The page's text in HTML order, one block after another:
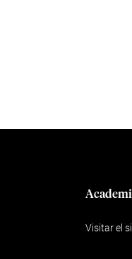
Visitar el